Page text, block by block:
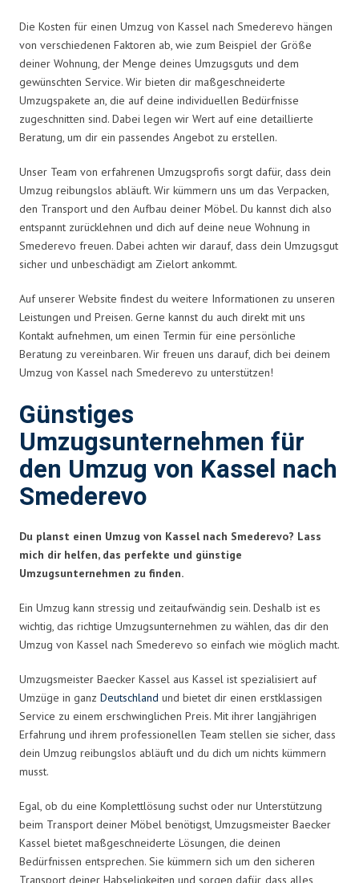
Die Kosten für einen Umzug von Kassel nach Smederevo hängen
von verschiedenen Faktoren ab, wie zum Beispiel der Größe
deiner Wohnung, der Menge deines Umzugsguts und dem
gewünschten Service. Wir bieten dir maßgeschneiderte
Umzugspakete an, die auf deine individuellen Bedürfnisse
zugeschnitten sind. Dabei legen wir Wert auf eine detaillierte
Beratung, um dir ein passendes Angebot zu erstellen.
Unser Team von erfahrenen Umzugsprofis sorgt dafür, dass dein
Umzug reibungslos abläuft. Wir kümmern uns um das Verpacken,
den Transport und den Aufbau deiner Möbel. Du kannst dich also
entspannt zurücklehnen und dich auf deine neue Wohnung in
Smederevo freuen. Dabei achten wir darauf, dass dein Umzugsgut
sicher und unbeschädigt am Zielort ankommt.
Auf unserer Website findest du weitere Informationen zu unseren
Leistungen und Preisen. Gerne kannst du auch direkt mit uns
Kontakt aufnehmen, um einen Termin für eine persönliche
Beratung zu vereinbaren. Wir freuen uns darauf, dich bei deinem
Umzug von Kassel nach Smederevo zu unterstützen!
Günstiges
Umzugsunternehmen für
den Umzug von Kassel nach
Smederevo
Du planst einen Umzug von Kassel nach Smederevo? Lass
mich dir helfen, das perfekte und günstige
Umzugsunternehmen zu finden.
Ein Umzug kann stressig und zeitaufwändig sein. Deshalb ist es
wichtig, das richtige Umzugsunternehmen zu wählen, das dir den
Umzug von Kassel nach Smederevo so einfach wie möglich macht.
Umzugsmeister Baecker Kassel aus Kassel ist spezialisiert auf
Umzüge in ganz Deutschland und bietet dir einen erstklassigen
Service zu einem erschwinglichen Preis. Mit ihrer langjährigen
Erfahrung und ihrem professionellen Team stellen sie sicher, dass
dein Umzug reibungslos abläuft und du dich um nichts kümmern
musst.
Egal, ob du eine Komplettlösung suchst oder nur Unterstützung
beim Transport deiner Möbel benötigst, Umzugsmeister Baecker
Kassel bietet maßgeschneiderte Lösungen, die deinen
Bedürfnissen entsprechen. Sie kümmern sich um den sicheren
Transport deiner Habseligkeiten und sorgen dafür, dass alles